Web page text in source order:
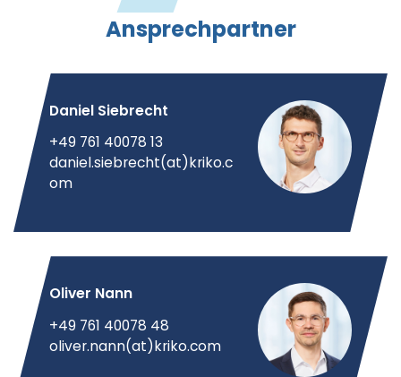
Ansprechpartner
Daniel Siebrecht
+49 761 40078 13
daniel.siebrecht(at)kriko.c
om
Oliver Nann
+49 761 40078 48
oliver.nann(at)kriko.com